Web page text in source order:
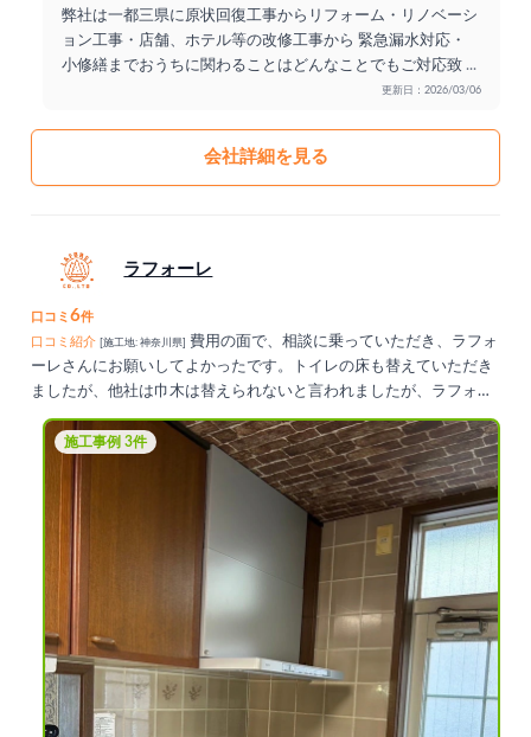
弊社は一都三県に原状回復工事からリフォーム・リノベーシ
ョン工事・店舗、ホテル等の改修工事から 緊急漏水対応・
小修繕までおうちに関わることはどんなことでもご対応致 ...
更新日：2026/03/06
会社詳細を見る
ラフォーレ
口コミ6件
口コミ紹介 [施工地: 神奈川県] 費用の面で、相談に乗っていただき、ラフォ
ーレさんにお願いしてよかったです。トイレの床も替えていただき
ましたが、他社は巾木は替えられないと言われましたが、ラフォー
レさんは巾木を含めて替えてくださったのできれいになってよかっ
たです。施工事例 3件